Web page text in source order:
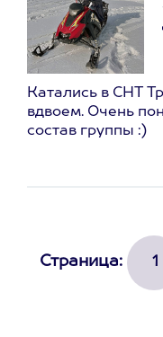
Катались в СНТ
вдвоем. Очень
состав группы :)
Страница: 1